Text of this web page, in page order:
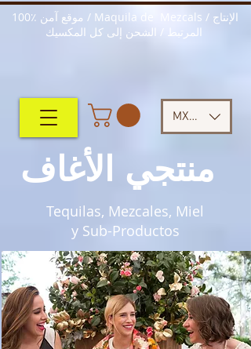
100٪ موقع آمن / Maquila de Mezcals / الإنتاج
MXN ($)
Tequilas, Mezcales, Miel
y Sub-Productos